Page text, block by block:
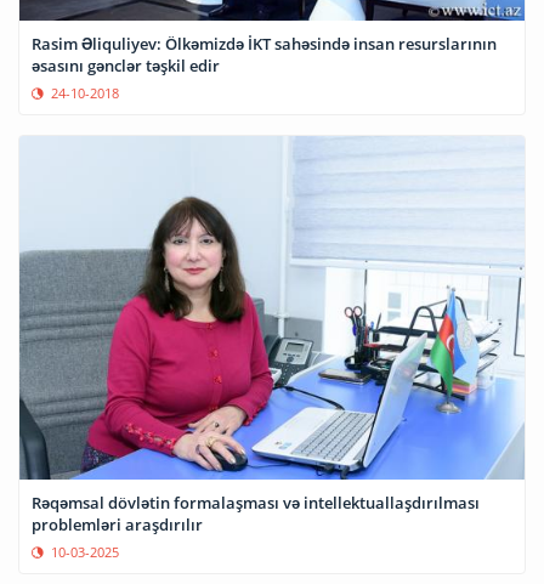
Rasim Əliquliyev: Ölkəmizdə İKT sahəsində insan resurslarının
əsasını gənclər təşkil edir
24-10-2018
Rəqəmsal dövlətin formalaşması və intellektuallaşdırılması
problemləri araşdırılır
10-03-2025